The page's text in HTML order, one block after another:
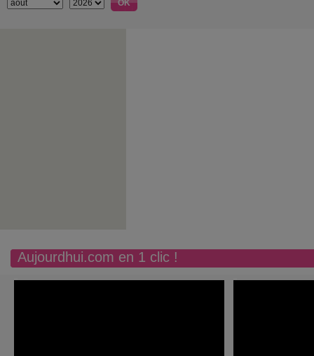
Aujourdhui.com en 1 clic !